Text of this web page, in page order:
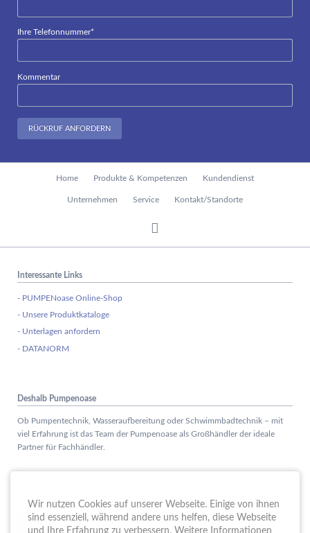
Pflichtfeld
Ihre Telefonnummer*
Kommentar
RÜCKRUF ANFORDERN
Home Produkte & Kompetenzen Kundendienst
Unternehmen Service Kontakt/Standorte
Interessante Links
- PUMPENoase Online-Shop
- Unsere Produktkataloge
- Unterlagen anfordern
- DATANORM
Deshalb Pumpenoase
Ob Pumpentechnik, Wasseraufbereitung oder Schwimmbadtechnik – mit
viel Erfahrung ist das Team der Pumpenoase als Großhändler der ideale
Partner für Fachhändler.
15. Schule trifft Wirtschaft bei der PUMPENoase!
Wir nutzen Cookies auf unserer Webseite. Einige von ihnen
sind essenziell, während andere uns helfen, diese Webseite